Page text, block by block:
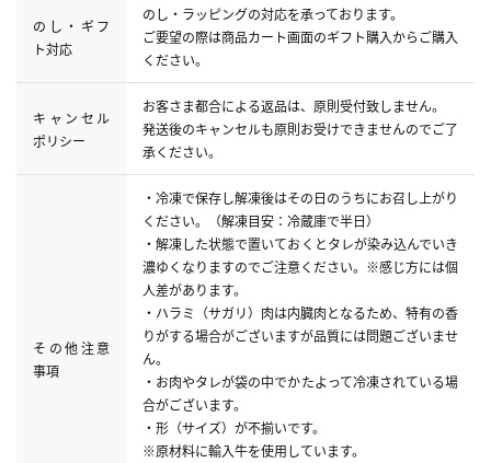
のし・ギフ
ト対応
のし・ラッピングの対応を承っております。
ご要望の際は商品カート画面のギフト購入からご購入
ください。
キャンセル
ポリシー
お客さま都合による返品は、原則受付致しません。
発送後のキャンセルも原則お受けできませんのでご了
承ください。
その他注意
事項
・冷凍で保存し解凍後はその日のうちにお召し上がり
ください。（解凍目安：冷蔵庫で半日）
・解凍した状態で置いておくとタレが染み込んでいき
濃ゆくなりますのでご注意ください。※感じ方には個
人差があります。
・ハラミ（サガリ）肉は内臓肉となるため、特有の香
りがする場合がございますが品質には問題ございませ
ん。
・お肉やタレが袋の中でかたよって冷凍されている場
合がございます。
・形（サイズ）が不揃いです。
※原材料に輸入牛を使用しています。